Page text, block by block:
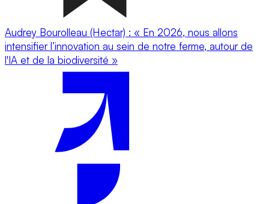
Audrey Bourolleau (Hectar) : « En 2026, nous allons
intensifier l’innovation au sein de notre ferme, autour de
l'IA et de la biodiversité »